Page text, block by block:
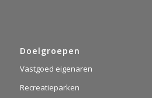
Doelgroepen
Vastgoed eigenaren
Recreatieparken